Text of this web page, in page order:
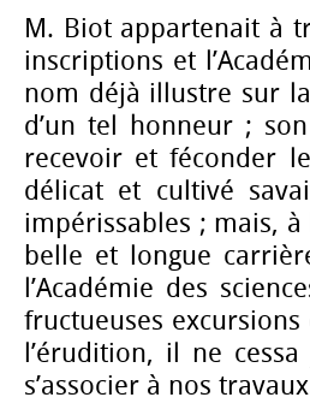
M. Biot appartenait à
inscriptions et
nom déjà illustre sur
d’un tel honneur ;
recevoir et féconder
délicat et cultivé
impérissables ; mais,
belle et longue
l’Académie des
fructueuses
l’érudition, il ne
s’associer à nos